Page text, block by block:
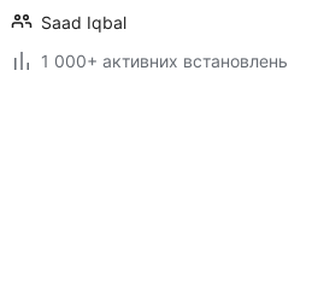
Saad Iqbal
1 000+ активних встановлень